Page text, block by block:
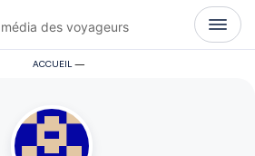
des voyageurs
ACCUEIL —